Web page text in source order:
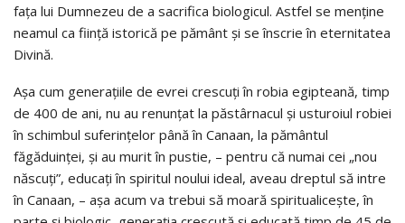
faţa lui Dumnezeu de a sacrifica biologicul. Astfel se menţine
neamul ca fiinţă istorică pe pământ şi se înscrie în eternitatea
Divină.
Aşa cum generaţiile de evrei crescuţi în robia egipteană, timp
de 400 de ani, nu au renunţat la păstârnacul şi usturoiul robiei
în schimbul suferinţelor până în Canaan, la pământul
făgăduinţei, şi au murit în pustie, – pentru că numai cei „nou
născuţi”, educaţi în spiritul noului ideal, aveau dreptul să intre
în Canaan, – aşa acum va trebui să moară spiritualiceşte, în